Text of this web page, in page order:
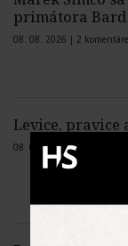
primátora
08. 08. 2026 | 2 komentáre
Levice, pravice
08. 08. 2026 |Žiadne